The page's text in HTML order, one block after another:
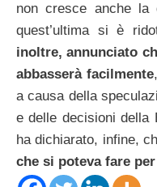
non cresce anche la
quest’ultima si è
inoltre, annunciato
abbasserà facilmente
a causa della
e delle decisioni della
ha dichiarato, infine,
che si poteva fare